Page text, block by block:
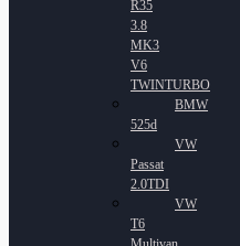
R35
3.8
MK3
V6
TWINTURBO
BMW
525d
VW
Passat
2.0TDI
VW
T6